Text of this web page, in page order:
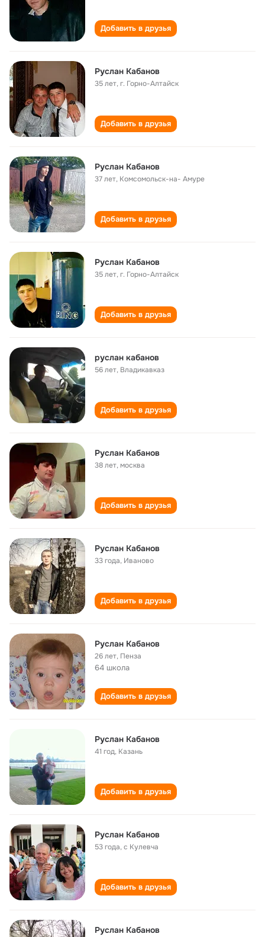
Добавить в друзья
Руслан Кабанов
35 лет,г. Горно-Алтайск
Добавить в друзья
Руслан Кабанов
37 лет, Комсомольск-на- Амуре
Добавить в друзья
Руслан Кабанов
35 лет,г. Горно-Алтайск
Добавить в друзья
руслан кабанов
56 лет, Владикавказ
Добавить в друзья
Руслан Кабанов
38 лет,москва
Добавить в друзья
Руслан Кабанов
33 года, Иваново
Добавить в друзья
Руслан Кабанов
26 лет, Пенза
64 школа
Добавить в друзья
Руслан Кабанов
41 год, Казань
Добавить в друзья
Руслан Кабанов
53 года,с Кулевча
Добавить в друзья
Руслан Кабанов